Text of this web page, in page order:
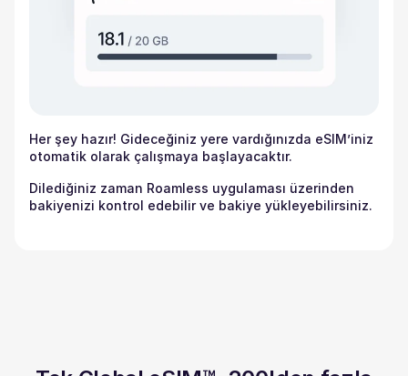
Her şey hazır! Gideceğiniz yere vardığınızda eSIM’iniz
otomatik olarak çalışmaya başlayacaktır.
Dilediğiniz zaman Roamless uygulaması üzerinden
bakiyenizi kontrol edebilir ve bakiye yükleyebilirsiniz.